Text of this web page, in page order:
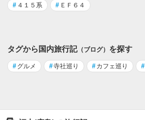
# ４１５系 # ＥＦ６４
タグから国内旅行記（ブログ） を探す
# グルメ #寺社巡り # カフェ巡り #